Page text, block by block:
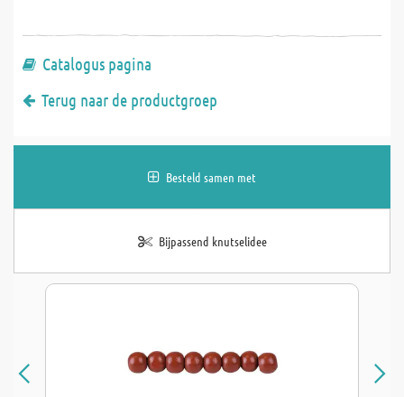
Catalogus pagina
Terug naar de productgroep
Besteld samen met
Bijpassend knutselidee